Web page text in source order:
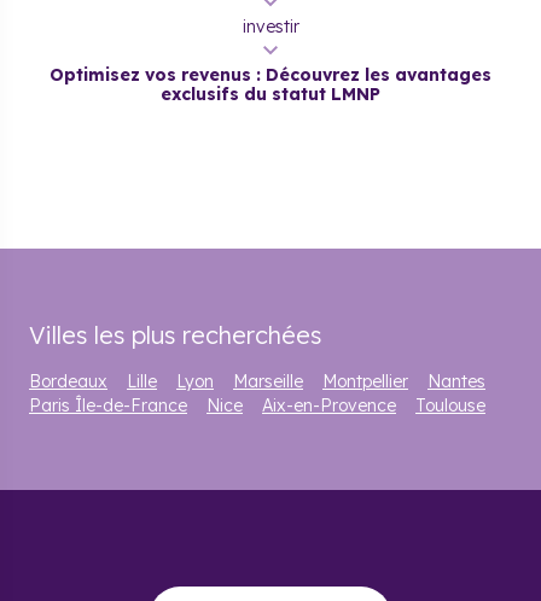
investir
Optimisez vos revenus : Découvrez les avantages
exclusifs du statut LMNP
Villes les plus recherchées
Bordeaux Lille Lyon Marseille Montpellier
Nantes
Paris Île-de-France
Nice Aix-en-Provence Toulouse